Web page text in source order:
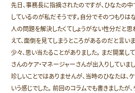
先日、事務長に指摘されたのですが、ひなたの
しているのが私だそうです。自分でそのつもりは
人の問題を解決したくてしょうがない性分だと思
えて、面倒を見てしまうところがあるのだと言い
少々、思い当たることがありました。 まだ開業し
さんのケア・マネージャーさんが出入りしていま
珍しいことではありませんが、当時のひなたは、
いう感じでした。 前回のコラムでも書きましたが